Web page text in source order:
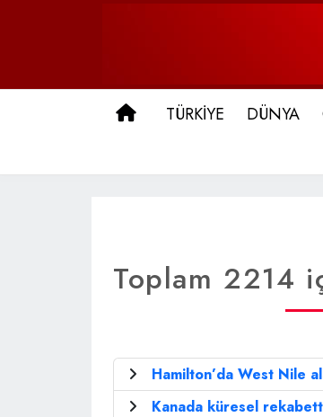
ANA SAYFA
TÜRKİYE DÜNYA
Toplam 2214
Hamilton’da West Nile
Kanada küresel